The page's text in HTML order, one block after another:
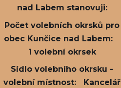
nad Labem stanovuji:
Počet volebních okrsků pro
obec Kunčice nad Labem:
1 volební okrsek
Sídlo volebního okrsku -
volební místnost: Kancelář